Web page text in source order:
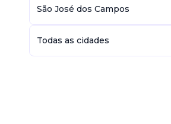
São José dos Campos
Todas as cidades